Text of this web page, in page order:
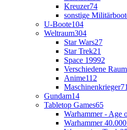
Kreuzer74
sonstige
U-Boote104
Weltraum304
Star Wars27
Star Trek21
Space 19992
Verschiedene
Anime112
Maschinenkrieger71
Gundam14
Tabletop Games65
Warhammer - Age
Warhammer 40.000